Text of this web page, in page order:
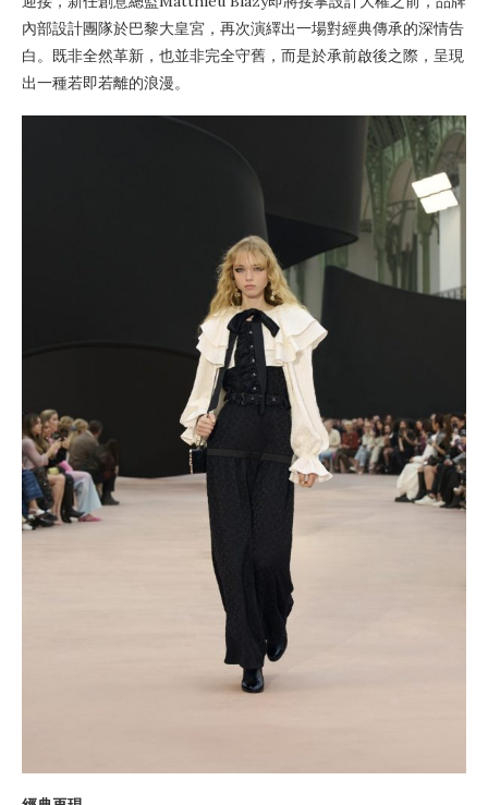
內部設計團隊於巴黎大皇宮，再次演繹出一場對經典傳承的深情告
白。既非全然革新，也並非完全守舊，而是於承前啟後之際，呈現
出一種若即若離的浪漫。